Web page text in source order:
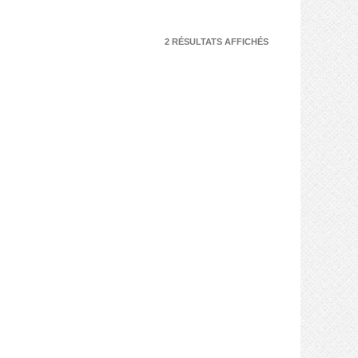
2 RÉSULTATS AFFICHÉS